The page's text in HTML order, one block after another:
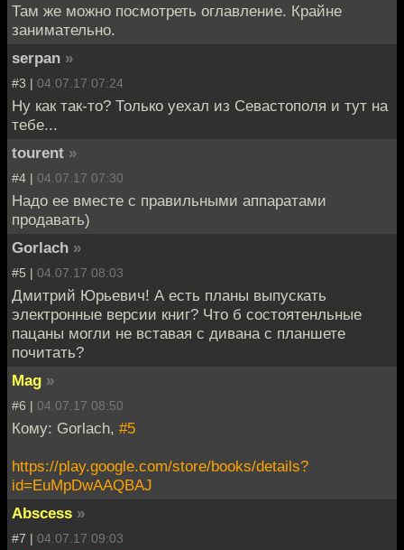
Там же можно посмотреть оглавление. Крайне
занимательно.
serpan »
#3 | 04.07.17 07:24
Ну как так-то? Только уехал из Севастополя и тут на
тебе...
tourent »
#4 | 04.07.17 07:30
Надо ее вместе с правильными аппаратами
продавать)
Gorlach »
#5 | 04.07.17 08:03
Дмитрий Юрьевич! А есть планы выпускать
электронные версии книг? Что б состоятенльные
пацаны могли не вставая с дивана с планшете
почитать?
Mag »
#6 | 04.07.17 08:50
Кому: Gorlach, #5
https://play.google.com/store/books/details?
id=EuMpDwAAQBAJ
Abscess »
#7 | 04.07.17 09:03